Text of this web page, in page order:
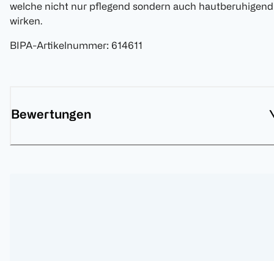
welche nicht nur pflegend sondern auch hautberuhigend
wirken.
BIPA-Artikelnummer: 614611
Bewertungen